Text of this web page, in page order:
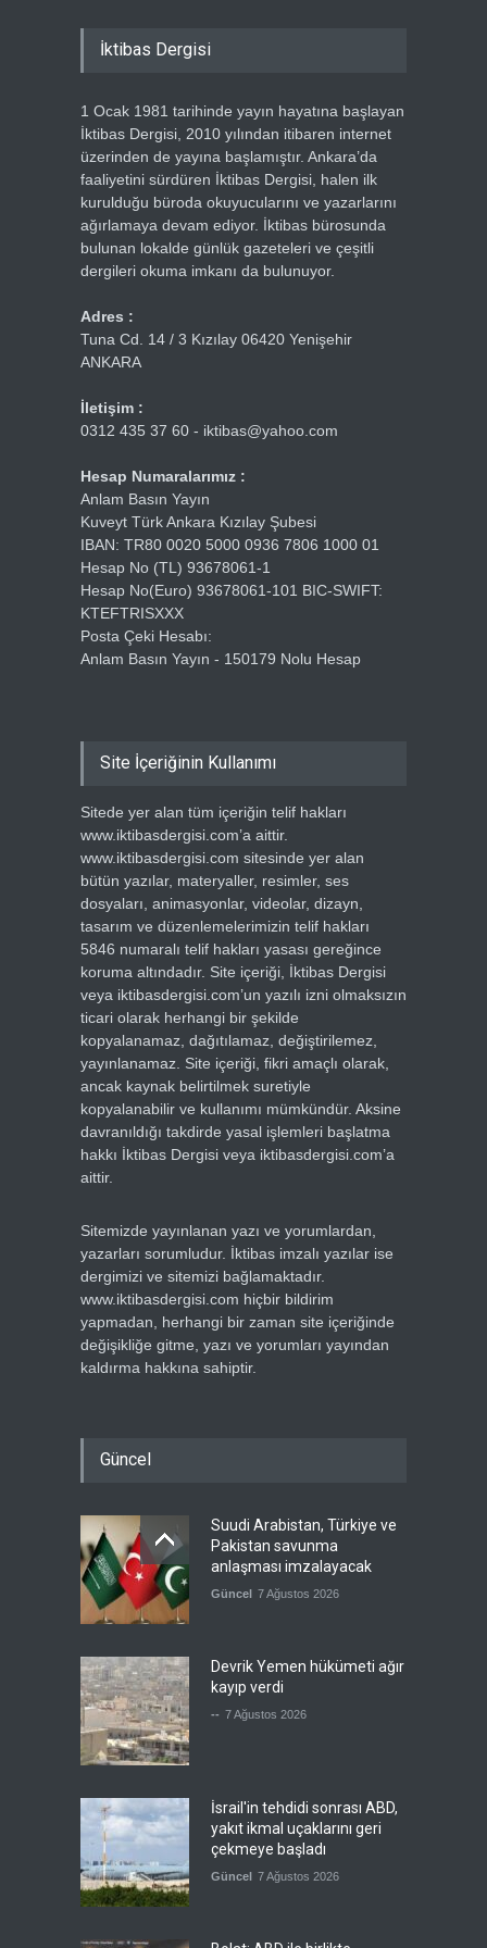
İktibas Dergisi
1 Ocak 1981 tarihinde yayın hayatına başlayan
İktibas Dergisi, 2010 yılından itibaren internet
üzerinden de yayına başlamıştır. Ankara’da
faaliyetini sürdüren İktibas Dergisi, halen ilk
kurulduğu büroda okuyucularını ve yazarlarını
ağırlamaya devam ediyor. İktibas bürosunda
bulunan lokalde günlük gazeteleri ve çeşitli
dergileri okuma imkanı da bulunuyor.
Adres :
Tuna Cd. 14 / 3 Kızılay 06420 Yenişehir
ANKARA
İletişim :
0312 435 37 60 - iktibas@yahoo.com
Hesap Numaralarımız :
Anlam Basın Yayın
Kuveyt Türk Ankara Kızılay Şubesi
IBAN: TR80 0020 5000 0936 7806 1000 01
Hesap No (TL) 93678061-1
Hesap No(Euro) 93678061-101 BIC-SWIFT:
KTEFTRISXXX
Posta Çeki Hesabı:
Anlam Basın Yayın - 150179 Nolu Hesap
Site İçeriğinin Kullanımı
Sitede yer alan tüm içeriğin telif hakları
www.iktibasdergisi.com’a aittir.
www.iktibasdergisi.com sitesinde yer alan
bütün yazılar, materyaller, resimler, ses
dosyaları, animasyonlar, videolar, dizayn,
tasarım ve düzenlemelerimizin telif hakları
5846 numaralı telif hakları yasası gereğince
koruma altındadır. Site içeriği, İktibas Dergisi
veya iktibasdergisi.com’un yazılı izni olmaksızın
ticari olarak herhangi bir şekilde
kopyalanamaz, dağıtılamaz, değiştirilemez,
yayınlanamaz. Site içeriği, fikri amaçlı olarak,
ancak kaynak belirtilmek suretiyle
kopyalanabilir ve kullanımı mümkündür. Aksine
davranıldığı takdirde yasal işlemleri başlatma
hakkı İktibas Dergisi veya iktibasdergisi.com’a
aittir.
Sitemizde yayınlanan yazı ve yorumlardan,
yazarları sorumludur. İktibas imzalı yazılar ise
dergimizi ve sitemizi bağlamaktadır.
www.iktibasdergisi.com hiçbir bildirim
yapmadan, herhangi bir zaman site içeriğinde
değişikliğe gitme, yazı ve yorumları yayından
kaldırma hakkına sahiptir.
Güncel
Suudi Arabistan, Türkiye ve
Pakistan savunma
anlaşması imzalayacak
Güncel 7 Ağustos 2026
Devrik Yemen hükümeti ağır
kayıp verdi
-- 7 Ağustos 2026
İsrail'in tehdidi sonrası ABD,
yakıt ikmal uçaklarını geri
çekmeye başladı
Güncel 7 Ağustos 2026